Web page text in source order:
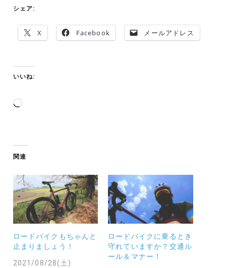
シェア:
X Facebook メールアドレス
いいね:
読
中…
関連
ロードバイクもちゃんと
止まりましょう！
2021/08/28(土)
ロードバイクに乗るとき
守れていますか？交通ル
ール＆マナー！